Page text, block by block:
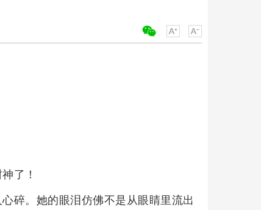
了！
碎。她的眼泪仿佛不是从眼睛里流出